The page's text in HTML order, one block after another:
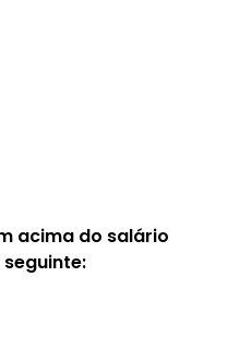
acima do salário